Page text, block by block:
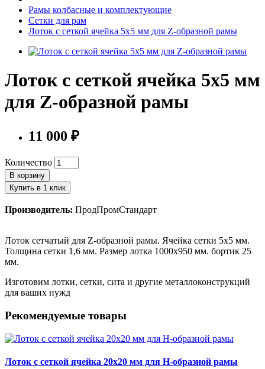
Рамы колбасные и комплектующие
Сетки для рам
Лоток с сеткой ячейка 5х5 мм для Z-образной рамы
Лоток с сеткой ячейка 5х5 мм
для Z-образной рамы
11 000 ₽
Количество
В корзину
Купить в 1 клик
Производитель: ПродПромСтандарт
Лоток сетчатый для Z-образной рамы. Ячейка сетки 5х5 мм.
Толщина сетки 1,6 мм. Размер лотка 1000х950 мм. бортик 25
мм.
Изготовим лотки, сетки, сита и другие металлоконструкций
для ваших нужд
Рекомендуемые товары
Лоток с сеткой ячейка 20х20 мм для Н-образной рамы